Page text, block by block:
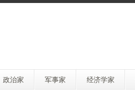
政治家 军事家 经济学家